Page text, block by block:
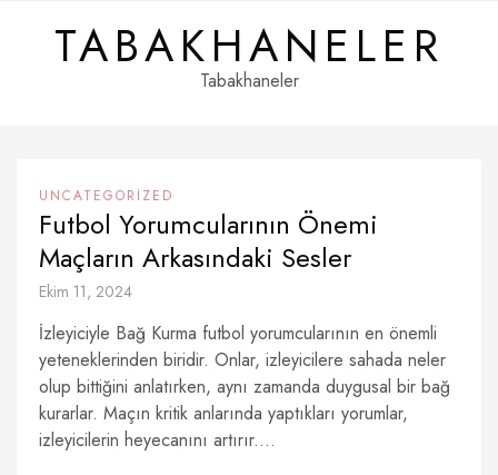
TABAKHANELER
Tabakhaneler
UNCATEGORIZED
Futbol Yorumcularının Önemi
Maçların Arkasındaki Sesler
Ekim 11, 2024
İzleyiciyle Bağ Kurma futbol yorumcularının en önemli
yeteneklerinden biridir. Onlar, izleyicilere sahada neler
olup bittiğini anlatırken, aynı zamanda duygusal bir bağ
kurarlar. Maçın kritik anlarında yaptıkları yorumlar,
izleyicilerin heyecanını artırır....